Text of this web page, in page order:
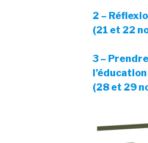
2 –
(21 et 22
3 –
(28 et 29